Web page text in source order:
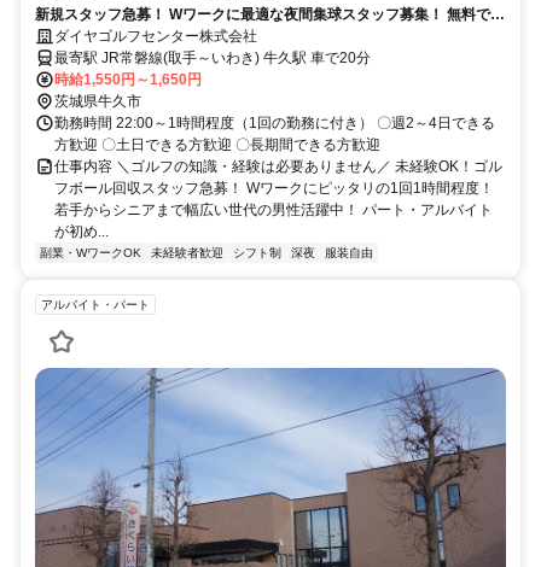
新規スタッフ急募！ Wワークに最適な夜間集球スタッフ募集！ 無料でゴ
ルフ練習できます（規定あり）
ダイヤゴルフセンター株式会社
最寄駅 JR常磐線(取手～いわき) 牛久駅 車で20分
時給1,550円～1,650円
茨城県牛久市
勤務時間 22:00～1時間程度（1回の勤務に付き） 〇週2～4日できる
方歓迎 〇土日できる方歓迎 〇長期間できる方歓迎
仕事内容 ＼ゴルフの知識・経験は必要ありません／ 未経験OK！ゴル
フボール回収スタッフ急募！ Wワークにピッタリの1回1時間程度！
若手からシニアまで幅広い世代の男性活躍中！ パート・アルバイト
が初め...
副業・WワークOK 未経験者歓迎 シフト制 深夜 服装自由
アルバイト・パート